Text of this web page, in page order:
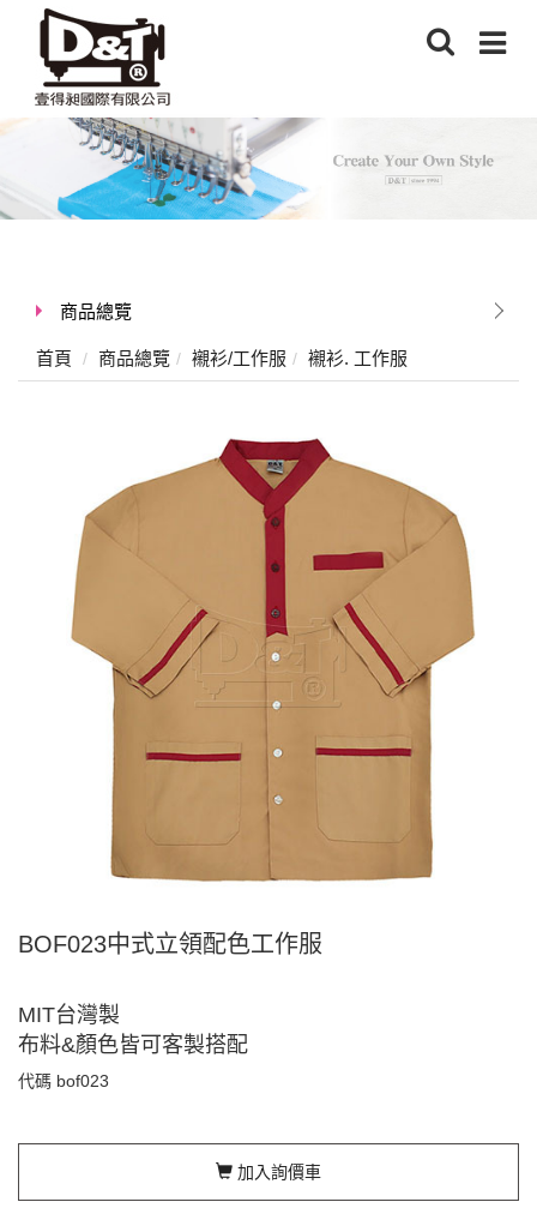
商品總覽
首頁 商品總覽 襯衫/工作服 襯衫. 工作服
BOF023中式立領配色工作服
MIT台灣製
布料&顏色皆可客製搭配
代碼 bof023
加入詢價車